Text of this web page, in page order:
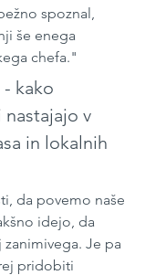
spoznal,
še enega
chefa."
kako
v
in lokalnih
da povemo naše
idejo, da
zanimivega. Je pa
pridobiti